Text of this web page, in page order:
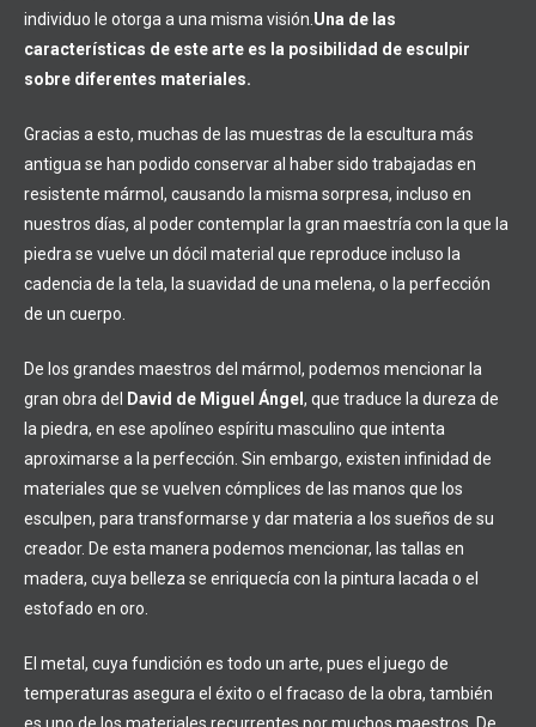
individuo le otorga a una misma visión. Una de las
características de este arte es la posibilidad de esculpir
sobre diferentes materiales.
Gracias a esto, muchas de las muestras de la escultura más
antigua se han podido conservar al haber sido trabajadas en
resistente mármol, causando la misma sorpresa, incluso en
nuestros días, al poder contemplar la gran maestría con la que la
piedra se vuelve un dócil material que reproduce incluso la
cadencia de la tela, la suavidad de una melena, o la perfección
de un cuerpo.
De los grandes maestros del mármol, podemos mencionar la
gran obra del
David de Miguel Ángel , que traduce la dureza de
la piedra, en ese apolíneo espíritu masculino que intenta
aproximarse a la perfección. Sin embargo, existen infinidad de
materiales que se vuelven cómplices de las manos que los
esculpen, para transformarse y dar materia a los sueños de su
creador. De esta manera podemos mencionar, las tallas en
madera, cuya belleza se enriquecía con la pintura lacada o el
estofado en oro.
El metal, cuya fundición es todo un arte, pues el juego de
temperaturas asegura el éxito o el fracaso de la obra, también